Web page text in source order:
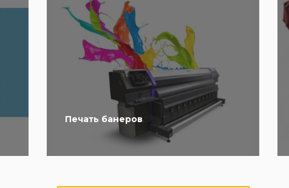
Печать банеров